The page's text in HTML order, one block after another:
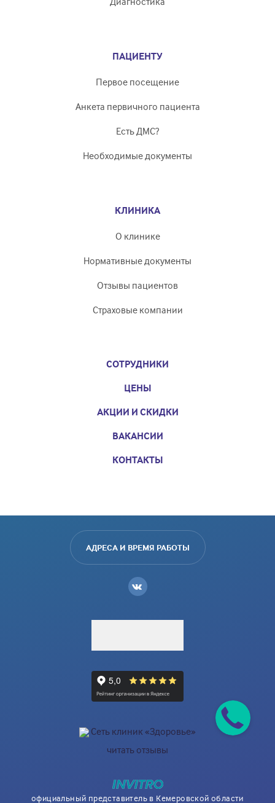
ПАЦИЕНТУ
Первое посещение
Анкета первичного пациента
Есть ДМС?
Необходимые документы
КЛИНИКА
О клинике
Нормативные документы
Отзывы пациентов
Страховые компании
СОТРУДНИКИ
ЦЕНЫ
АКЦИИ И СКИДКИ
ВАКАНСИИ
КОНТАКТЫ
АДРЕСА И ВРЕМЯ РАБОТЫ
Сеть клиник «Здоровье»
читать отзывы
официальный представитель в Кемеровской области